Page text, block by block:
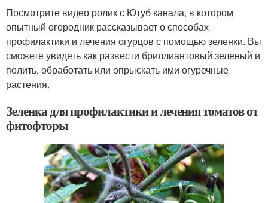
Посмотрите видео ролик с Ютуб канала, в котором
опытный огородник рассказывает о способах
профилактики и лечения огурцов с помощью зеленки. Вы
сможете увидеть как развести бриллиантовый зеленый и
полить, обработать или опрыскать ими огуречные
растения.
Зеленка для профилактики и лечения томатов от
фитофторы